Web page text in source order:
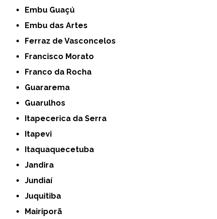
Embu Guaçú
Embu das Artes
Ferraz de Vasconcelos
Francisco Morato
Franco da Rocha
Guararema
Guarulhos
Itapecerica da Serra
Itapevi
Itaquaquecetuba
Jandira
Jundiaí
Juquitiba
Mairiporã